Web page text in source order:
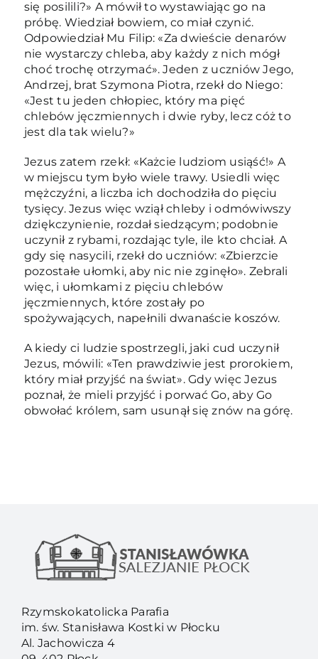
się posilili?» A mówił to wystawiając go na
próbę. Wiedział bowiem, co miał czynić.
Odpowiedział Mu Filip: «Za dwieście denarów
nie wystarczy chleba, aby każdy z nich mógł
choć trochę otrzymać». Jeden z uczniów Jego,
Andrzej, brat Szymona Piotra, rzekł do Niego:
«Jest tu jeden chłopiec, który ma pięć
chlebów jęczmiennych i dwie ryby, lecz cóż to
jest dla tak wielu?»
Jezus zatem rzekł: «Każcie ludziom usiąść!» A
w miejscu tym było wiele trawy. Usiedli więc
mężczyźni, a liczba ich dochodziła do pięciu
tysięcy. Jezus więc wziął chleby i odmówiwszy
dziękczynienie, rozdał siedzącym; podobnie
uczynił z rybami, rozdając tyle, ile kto chciał. A
gdy się nasycili, rzekł do uczniów: «Zbierzcie
pozostałe ułomki, aby nic nie zginęło». Zebrali
więc, i ułomkami z pięciu chlebów
jęczmiennych, które zostały po
spożywających, napełnili dwanaście koszów.
A kiedy ci ludzie spostrzegli, jaki cud uczynił
Jezus, mówili: «Ten prawdziwie jest prorokiem,
który miał przyjść na świat». Gdy więc Jezus
poznał, że mieli przyjść i porwać Go, aby Go
obwołać królem, sam usunął się znów na górę.
Rzymskokatolicka Parafia
im. św. Stanisława Kostki w Płocku
Al. Jachowicza 4